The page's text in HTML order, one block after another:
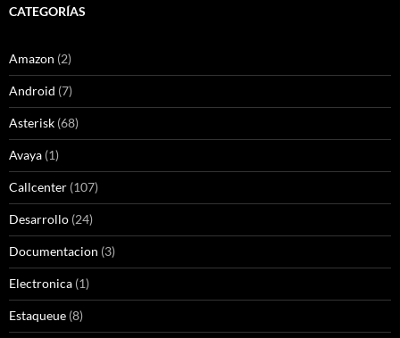
CATEGORÍAS
Amazon (2)
Android (7)
Asterisk (68)
Avaya (1)
Callcenter (107)
Desarrollo (24)
Documentacion (3)
Electronica (1)
Estaqueue (8)